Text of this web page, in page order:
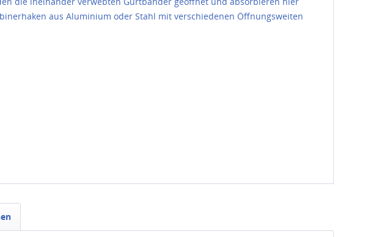
aus Aluminium oder Stahl mit verschiedenen Öffnungsweiten